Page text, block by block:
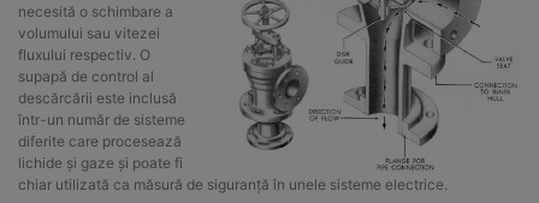
necesită o schimbare a
volumului sau vitezei
fluxului respectiv. O
supapă de control al
descărcării este inclusă
într-un număr de sisteme
diferite care procesează
lichide și gaze și poate fi
chiar utilizată ca măsură de siguranță în unele sisteme electrice.